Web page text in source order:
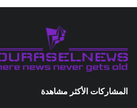
المشاركات الأكثر مشاهدة